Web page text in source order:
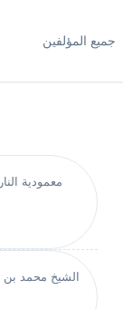
جميع المؤلفين
معمودية
الشيخ محمد بن